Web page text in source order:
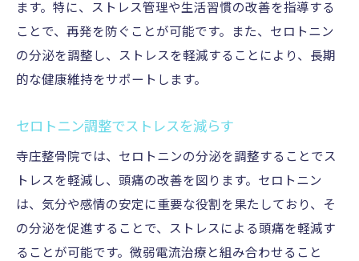
ます。特に、ストレス管理や生活習慣の改善を指導する
ことで、再発を防ぐことが可能です。また、セロトニン
の分泌を調整し、ストレスを軽減することにより、長期
的な健康維持をサポートします。
セロトニン調整でストレスを減らす
寺庄整骨院では、セロトニンの分泌を調整することでス
トレスを軽減し、頭痛の改善を図ります。セロトニン
は、気分や感情の安定に重要な役割を果たしており、そ
の分泌を促進することで、ストレスによる頭痛を軽減す
ることが可能です。微弱電流治療と組み合わせること